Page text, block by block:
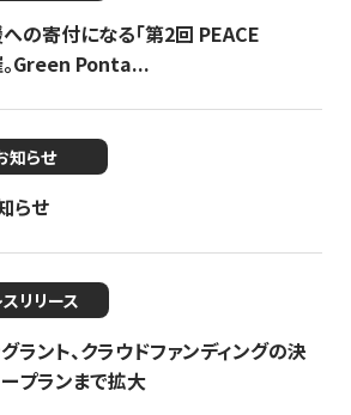
の寄付になる「第2回 PEACE
。Green Ponta...
知らせ
らせ
リリース
ラント、クラウドファンディングの決
プランまで拡大